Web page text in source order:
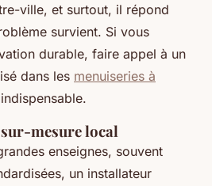
ville, et surtout, il répond
survient. Si vous
durable, faire appel à un
dans les menuiseries à
mesure local
enseignes, souvent
un installateur